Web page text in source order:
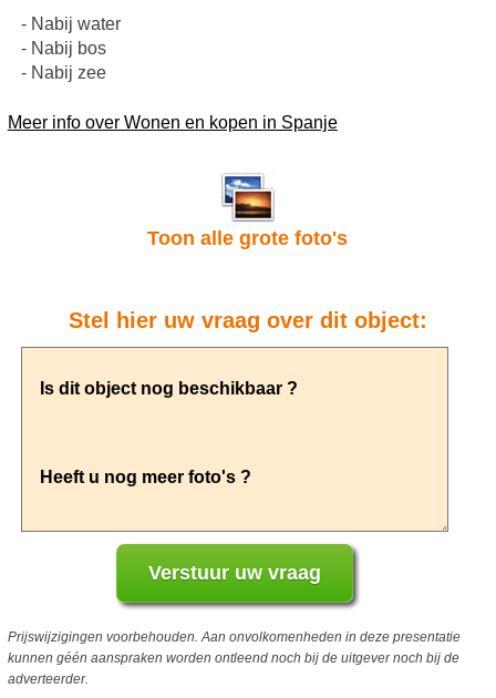
- Nabij water
- Nabij bos
- Nabij zee
Meer info over Wonen en kopen in Spanje
Toon alle grote foto's
Stel hier uw vraag over dit object:
Prijswijzigingen voorbehouden. Aan onvolkomenheden in deze presentatie
kunnen géén aanspraken worden ontleend noch bij de uitgever noch bij de
adverteerder.